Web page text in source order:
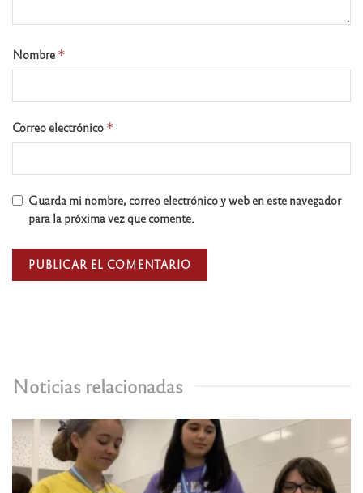
Noticias relacionadas
Nombre *
Correo electrónico *
Guarda mi nombre, correo electrónico y web en este navegador
para la próxima vez que comente.